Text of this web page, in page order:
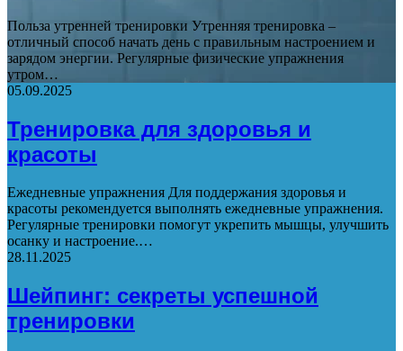
Польза утренней тренировки Утренняя тренировка –
отличный способ начать день с правильным настроением и
зарядом энергии. Регулярные физические упражнения
утром…
05.09.2025
Тренировка для здоровья и
красоты
Ежедневные упражнения Для поддержания здоровья и
красоты рекомендуется выполнять ежедневные упражнения.
Регулярные тренировки помогут укрепить мышцы, улучшить
осанку и настроение.…
28.11.2025
Шейпинг: секреты успешной
тренировки